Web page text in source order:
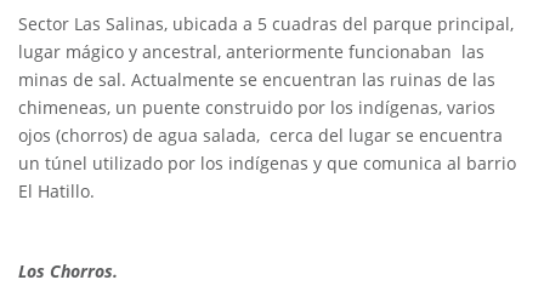
Sector Las Salinas, ubicada a 5 cuadras del parque principal,
lugar mágico y ancestral, anteriormente funcionaban las
minas de sal. Actualmente se encuentran las ruinas de las
chimeneas, un puente construido por los indígenas, varios
ojos (chorros) de agua salada, cerca del lugar se encuentra
un túnel utilizado por los indígenas y que comunica al barrio
El Hatillo.
Los Chorros.